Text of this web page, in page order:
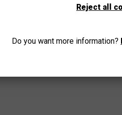
Reject all
Do you want more information?